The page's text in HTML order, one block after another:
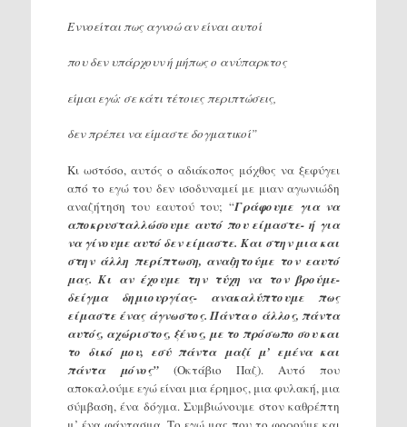
Εννοείται πως αγνοώ αν είναι αυτοί
που δεν υπάρχουν ή μήπως ο ανύπαρκτος
είμαι εγώ: σε κάτι τέτοιες περιπτώσεις,
δεν πρέπει να είμαστε δογματικοί”
Κι ωστόσο, αυτός ο αδιάκοπος μόχθος να ξεφύγει
από το εγώ του δεν ισοδυναμεί με μιαν αγωνιώδη
αναζήτηση του εαυτού του; “Γράφουμε για να
αποκρυσταλλώσουμε αυτό που είμαστε- ή για
να γίνουμε αυτό δεν είμαστε. Και στην μια και
στην άλλη περίπτωση, αναζητούμε τον εαυτό
μας. Κι αν έχουμε την τύχη να τον βρούμε-
δείγμα δημιουργίας- ανακαλύπτουμε πως
είμαστε ένας άγνωστος. Πάντα ο άλλος, πάντα
αυτός, αχώριστος, ξένος, με το πρόσωπο σου και
το δικό μου, εσύ πάντα μαζί μ’ εμένα και
πάντα μόνος”
(Οκτάβιο Παζ). Αυτό που
αποκαλούμε εγώ είναι μια έρημος, μια φυλακή, μια
σύμβαση, ένα δόγμα. Συμβιώνουμε στον καθρέπτη